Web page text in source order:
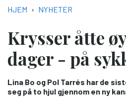
NAVIGASJONSSTI
HJEM NYHETER
Krysser åtte
dager - på
Lina Bo og Pol Tarrés har de
seg på to hjul gjennom en ny